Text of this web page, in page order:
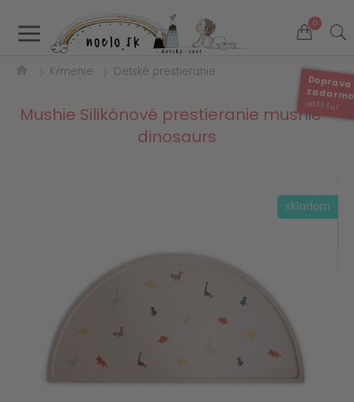
a 0
Doprava
od 35 Eur
Kŕmenie Detské prestieranie
Mushie Silikónové prestieranie mushie -
dinosaurs
skladom